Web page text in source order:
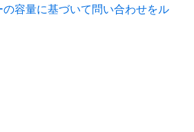
の容量に基づいて問い合わせをル